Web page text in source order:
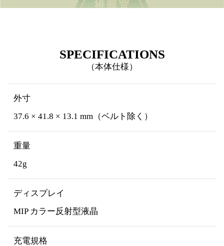
SPECIFICATIONS
（本体仕様）
外寸
37.6 × 41.8 × 13.1 mm（ベルト除く）
重量
42g
ディスプレイ
MIP カラー反射型液晶
充電規格